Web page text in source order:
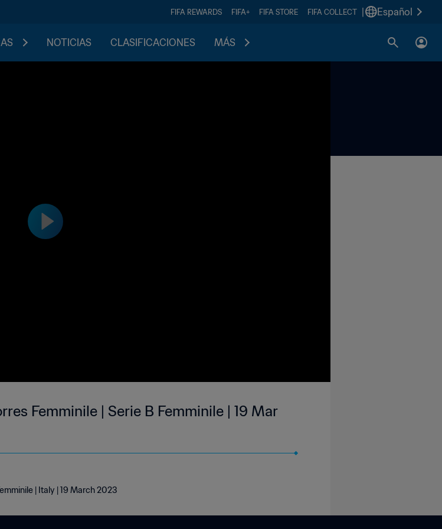
FIFA REWARDS FIFA+ FIFA STORE FIFA COLLECT Español
NOTICIAS CLASIFICACIONES MÁS
Femminile | Serie B Femminile | 19 Mar
| Italy | 19 March 2023